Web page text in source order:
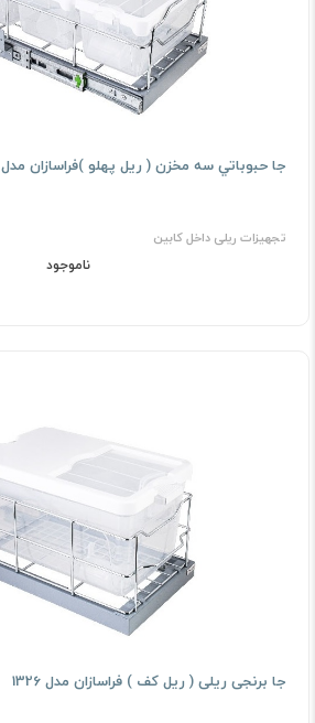
ﺟﺎ ﺣﺒﻮﺑﺎﺗﻲ ﺳﻪ ﻣﺨﺰن ( رﻳﻞ ﭘﻬﻠﻮ )فراسازان مدل 1327
تجهیزات ریلی داخل کابین
ناموجود
جا برنجی ریلی ( رﻳﻞ ﻛﻒ ) فراسازان مدل 1326